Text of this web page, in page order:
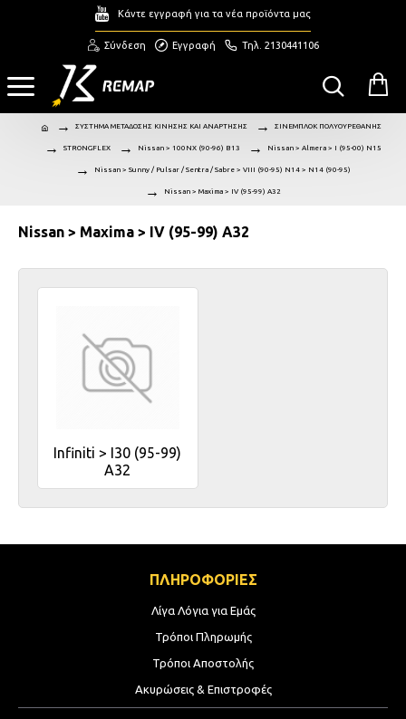
Κάντε εγγραφή για τα νέα προϊόντα μας
Σύνδεση Εγγραφή Τηλ. 2130441106
ΣΥΣΤΗΜΑ ΜΕΤΑΔΟΣΗΣ ΚΙΝΗΣΗΣ ΚΑΙ ΑΝΑΡΤΗΣΗΣ ΣΙΝΕΜΠΛΟΚ ΠΟΛΥΟΥΡΕΘΑΝΗΣ
STRONGFLEX Nissan > 100NX (90-96) B13 Nissan > Almera > I (95-00) N15
Nissan > Sunny / Pulsar / Sentra / Sabre > VIII (90-95) N14 > N14 (90-95)
Nissan > Maxima > IV (95-99) A32
Nissan > Maxima > IV (95-99) A32
Infiniti > I30 (95-99)
A32
ΠΛΗΡΟΦΟΡΙΕΣ
Λίγα Λόγια για Εμάς
Τρόποι Πληρωμής
Τρόποι Αποστολής
Ακυρώσεις & Επιστροφές